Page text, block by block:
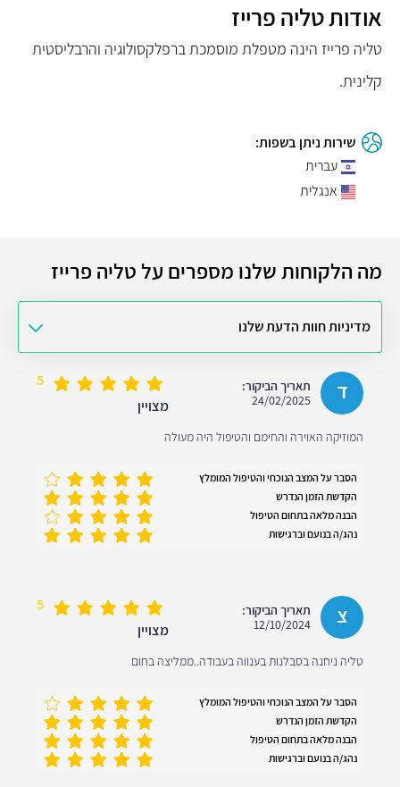
אודות טליה פרייז
טליה פרייז הינה מטפלת מוסמכת ברפלקסולוגיה והרבליסטית
קלינית.
שירות ניתן בשפות:
עברית
אנגלית
מה הלקוחות שלנו מספרים על טליה פרייז
ד
תאריך הביקור:
24/02/2025
5
מצויין
המוזיקה האוירה והחימם והטיפול היה מעולה
הסבר על המצב הנוכחי והטיפול המומלץ
הקדשת הזמן הנדרש
הבנה מלאה בתחום הטיפול
נהג/ה בנועם וברגישות
צ
תאריך הביקור:
12/10/2024
5
מצויין
טליה ניחנה בסבלנות בענווה בעבודה..ממליצה בחום
הסבר על המצב הנוכחי והטיפול המומלץ
הקדשת הזמן הנדרש
הבנה מלאה בתחום הטיפול
נהג/ה בנועם וברגישות
מדיניות חוות הדעת שלנו